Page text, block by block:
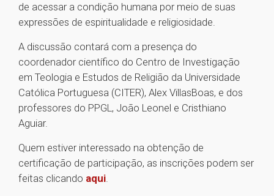
de acessar a condição humana por meio de suas
expressões de espiritualidade e religiosidade.
A discussão contará com a presença do
coordenador científico do Centro de Investigação
em Teologia e Estudos de Religião da Universidade
Católica Portuguesa (CITER), Alex VillasBoas, e dos
professores do PPGL, João Leonel e Cristhiano
Aguiar.
Quem estiver interessado na obtenção de
certificação de participação, as inscrições podem ser
feitas clicando aqui.